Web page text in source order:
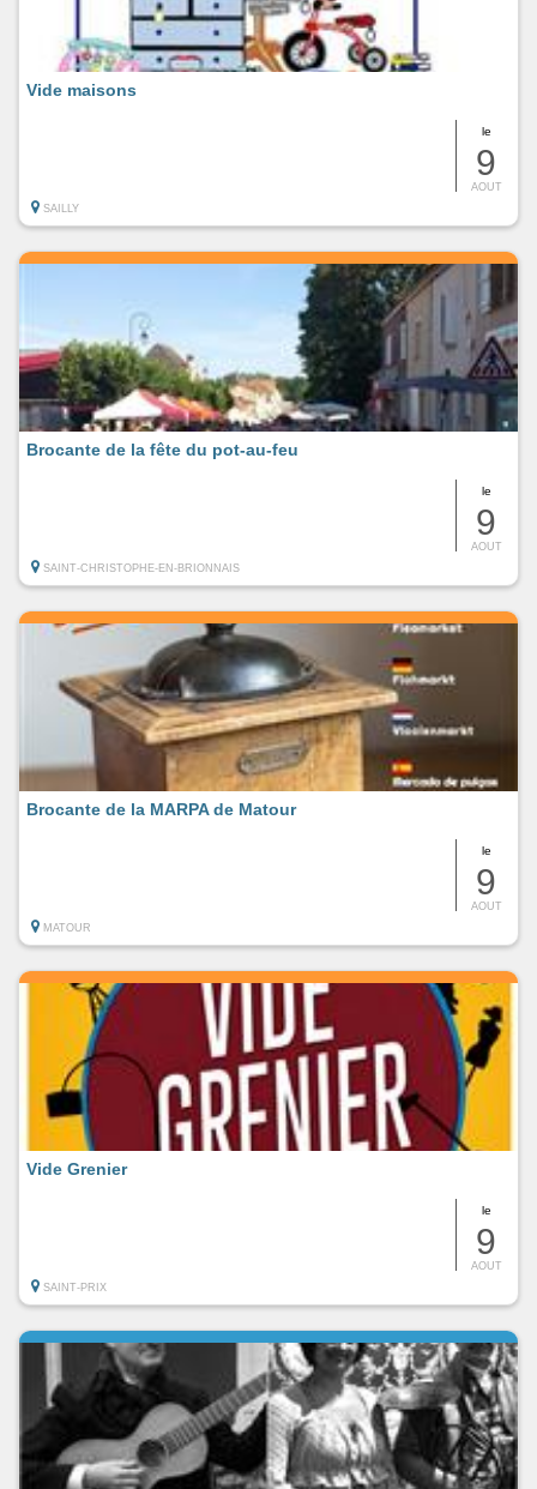
le
9
AOUT
Vide maisons
SAILLY
le
9
AOUT
Brocante de la fête du pot-au-feu
SAINT-CHRISTOPHE-EN-BRIONNAIS
le
9
AOUT
Brocante de la MARPA de Matour
MATOUR
le
9
AOUT
Vide Grenier
SAINT-PRIX